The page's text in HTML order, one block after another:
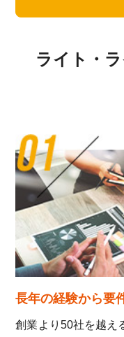
ライト・
長年の経験から要
創業より50社を越え